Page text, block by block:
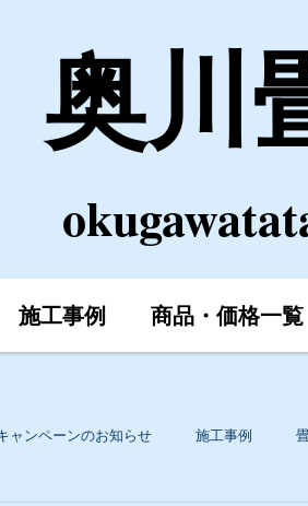
奥川
施工事例 商品・価格一覧
ャンペーンのお知らせ 施工事例